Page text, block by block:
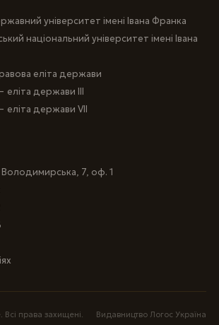
університет імені Івана Франка
національний університет імені Івана
еліта держави
еліта держави III
еліта держави VII
Володимирська, 7, оф. 1
права захищені. Видавництво Логос Україна